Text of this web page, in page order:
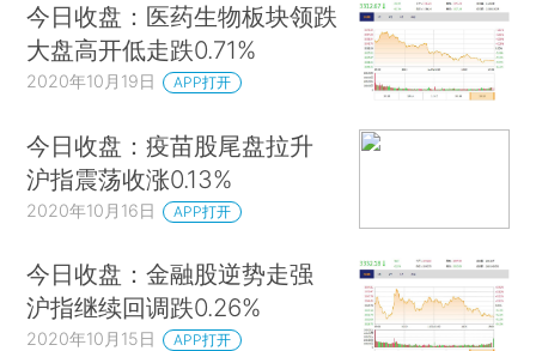
今日收盘：医药生物板块领跌
大盘高开低走跌0.71%
2020年10月19日 APP打开
今日收盘：疫苗股尾盘拉升
沪指震荡收涨0.13%
2020年10月16日 APP打开
今日收盘：金融股逆势走强
沪指继续回调跌0.26%
2020年10月15日 APP打开